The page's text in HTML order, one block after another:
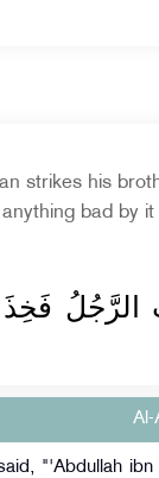
strikes his
bad by it
فَخِذَ
Al-
"'Abdullah